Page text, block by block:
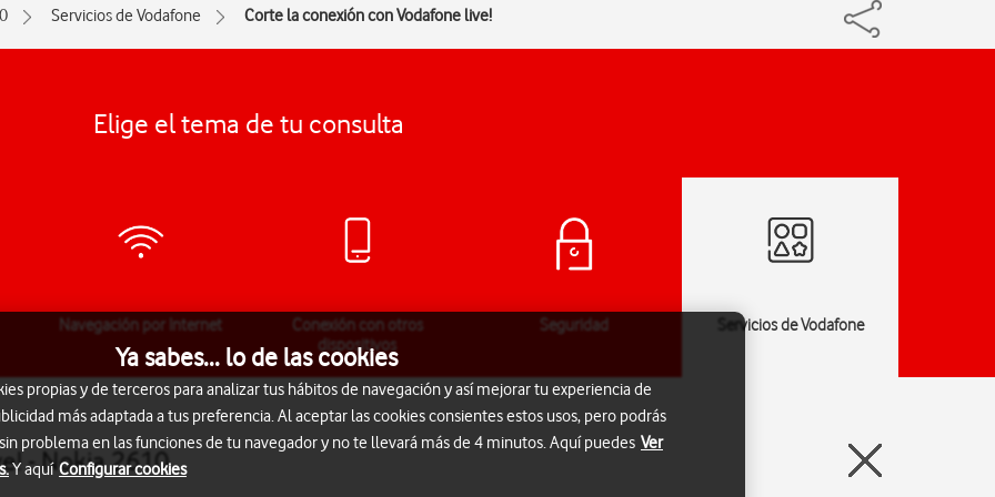
Servicios de Vodafone Corte la conexión con Vodafone live!
Elige el tema de tu consulta
Navegación por Internet
Conexión con otros
dispositivos
Seguridad Servicios de Vodafone
- Nokia 2610
Ya sabes... lo de las cookies
propias y de terceros para analizar tus hábitos de navegación y así mejorar tu experiencia de
más adaptada a tus preferencia. Al aceptar las cookies consientes estos usos, pero podrás
problema en las funciones de tu navegador y no te llevará más de 4 minutos. Aquí puedes Ver
Y aquíConfigurar cookies